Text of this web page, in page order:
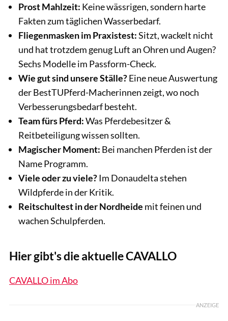
Prost Mahlzeit: Keine wässrigen, sondern harte
Fakten zum täglichen Wasserbedarf.
Fliegenmasken im Praxistest:Sitzt, wackelt nicht
und hat trotzdem genug Luft an Ohren und Augen?
Sechs Modelle im Passform-Check.
Wie gut sind unsere Ställe?Eine neue Auswertung
der BestTUPferd-Macherinnen zeigt, wo noch
Verbesserungsbedarf besteht.
Team fürs Pferd:Was Pferdebesitzer &
Reitbeteiligung wissen sollten.
Magischer Moment: Bei manchen Pferden ist der
Name Programm.
Viele oder zu viele?Im Donaudelta stehen
Wildpferde in der Kritik.
Reitschultest in der Nordheide mit feinen und
wachen Schulpferden.
Hier gibt's die aktuelle CAVALLO
CAVALLO im Abo
ANZEIGE